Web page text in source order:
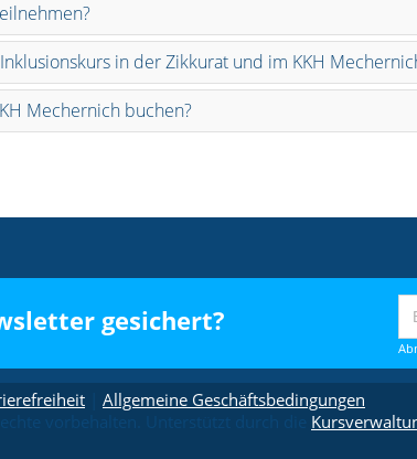
in der Zikkurat und im KKH
Mechernich buchen?
gesichert?
Allgemeine Geschäftsbedingungen
vorbehalten. Unterstützt durch die